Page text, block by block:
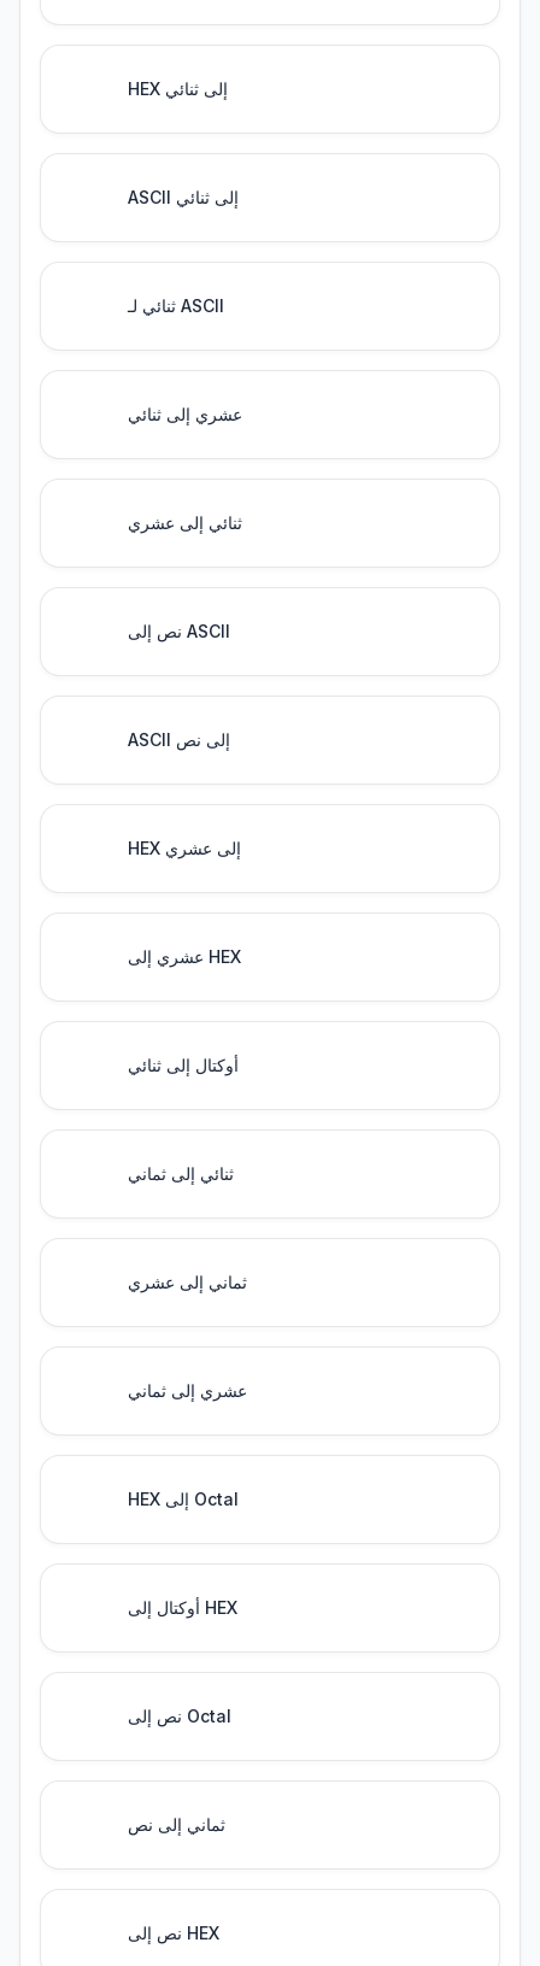
HEX إلى ثنائي
ASCII إلى ثنائي
ثنائي لـ ASCII
عشري إلى ثنائي
ثنائي إلى عشري
نص إلى ASCII
ASCII إلى نص
HEX إلى عشري
عشري إلى HEX
أوكتال إلى ثنائي
ثنائي إلى ثماني
ثماني إلى عشري
عشري إلى ثماني
HEX إلى Octal
أوكتال إلى HEX
نص إلى Octal
ثماني إلى نص
نص إلى HEX